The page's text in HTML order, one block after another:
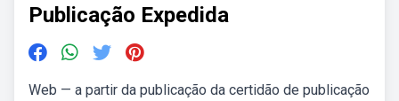
Publicação Expedida
Web — a partir da publicação da certidão de publicação